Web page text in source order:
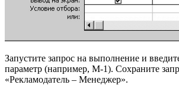
Запустите запрос на выполнение и
параметр (например, М-1). Сохраните
«Рекламодатель – Менеджер».